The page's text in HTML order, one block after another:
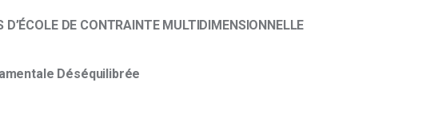
D’ÉCOLE DE CONTRAINTE MULTIDIMENSIONNELLE
Déséquilibrée